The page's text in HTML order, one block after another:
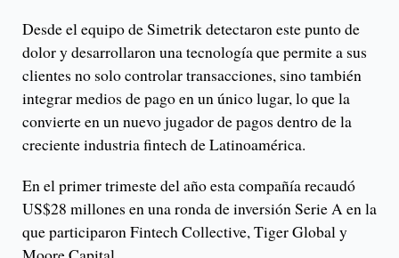
Desde el equipo de Simetrik detectaron este punto de
dolor y desarrollaron una tecnología que permite a sus
clientes no solo controlar transacciones, sino también
integrar medios de pago en un único lugar, lo que la
convierte en un nuevo jugador de pagos dentro de la
creciente industria fintech de Latinoamérica.
En el primer trimeste del año esta compañía recaudó
US$28 millones en una ronda de inversión Serie A en la
que participaron Fintech Collective, Tiger Global y